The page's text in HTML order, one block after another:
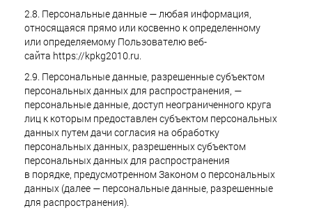
2.8. Персональные данные — любая информация,
относящаяся прямо или косвенно к определенному
или определяемому Пользователю веб-
сайта https://kpkg2010.ru.
2.9. Персональные данные, разрешенные субъектом
персональных данных для распространения, —
персональные данные, доступ неограниченного круга
лиц к которым предоставлен субъектом персональных
данных путем дачи согласия на обработку
персональных данных, разрешенных субъектом
персональных данных для распространения
в порядке, предусмотренном Законом о персональных
данных (далее — персональные данные, разрешенные
для распространения).